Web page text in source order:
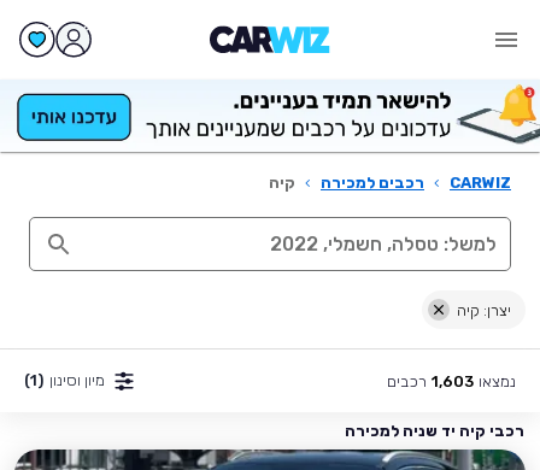
CARWIZ
› רכבים למכירה › קיה
יצרן: קיה
נמצאו 1,603 רכבים מיון וסינון (1)
רכבי קיה יד שניה למכירה